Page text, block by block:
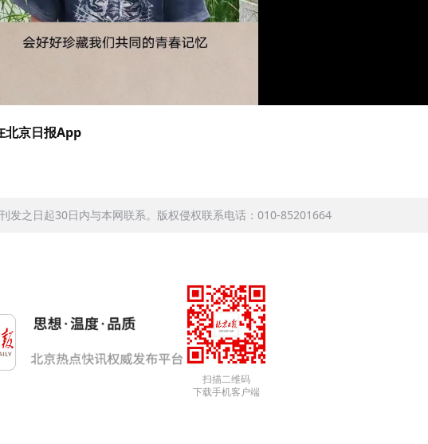
北京日报App
发之日起30日内与本网联系。版权侵权联系电话：010-85201664
扫描二维码
下载手机客户端